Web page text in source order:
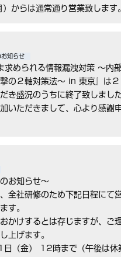
からは通常通り営業致します
お知らせ
められる情報漏洩対策 ～内
の２軸対策法～ in 東京』は
き盛況のうちに終了致しました
いただきまして、心より感謝
お知らせ〜
全社研修のため下記日程にて
す。
かけするとは存じますが、ご
上げます。
（金） 12時まで（午後は休